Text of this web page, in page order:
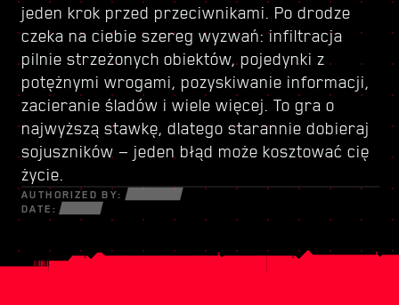
jeden krok przed przeciwnikami. Po drodze
czeka na ciebie szereg wyzwań: infiltracja
pilnie strzeżonych obiektów, pojedynki z
potężnymi wrogami, pozyskiwanie informacji,
zacieranie śladów i wiele więcej. To gra o
najwyższą stawkę, dlatego starannie dobieraj
sojuszników — jeden błąd może kosztować cię
życie.
AUTHORIZED BY:
DATE:
miasta rządzonej przez
bezwzględnego watażkę. To miejsce oferuje
szereg dodatkowych możliwości zarobku,
niekoniecznie legalnych, ale zawsze
ekscytujących. Nie krępuj się, to co robisz
poza misją główną, to twoja sprawa, ale miej
oczy z tyłu głowy — niebezpieczeństwo czai się
na każdym kroku.
i wagi misji masz teraz dostęp do
nowego zestawu umiejętności— zrób z niego
dobry użytek. Na miejscu znajdziesz też sprzęt
i broń, których próżno szukać w Night City.
Korzystaj z nowego arsenału wedle uznania —
w Dogtown wszystkie chwyty są dozwolone.